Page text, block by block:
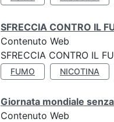
SFRECCIA CONTRO IL
Contenuto Web
SFRECCIA CONTRO IL
FUMO NICOTINA
Giornata mondiale
Contenuto Web